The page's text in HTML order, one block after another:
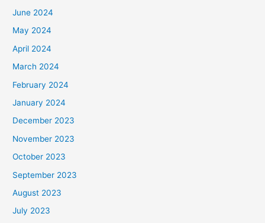
June 2024
May 2024
April 2024
March 2024
February 2024
January 2024
December 2023
November 2023
October 2023
September 2023
August 2023
July 2023